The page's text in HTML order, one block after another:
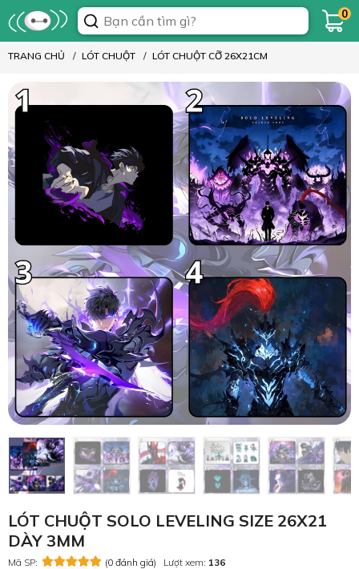
0
TRANG CHỦ LÓT CHUỘT LÓT CHUỘT CỠ 26X21CM
LÓT CHUỘT SOLO LEVELING SIZE 26X21
DÀY 3MM
Mã SP: (0 đánh giá) Lượt xem: 136